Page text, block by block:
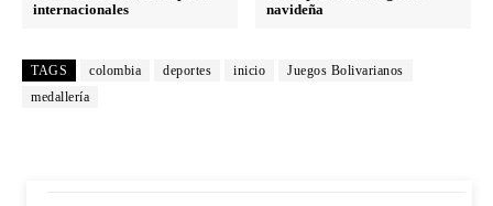
internacionales
navideña
TAGS colombia deportes inicio
Juegos Bolivarianos
medallería